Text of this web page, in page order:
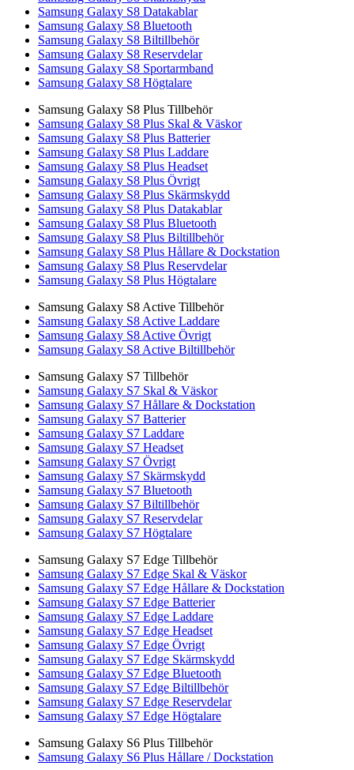
Samsung Galaxy S8 Datakablar
Samsung Galaxy S8 Bluetooth
Samsung Galaxy S8 Biltillbehör
Samsung Galaxy S8 Reservdelar
Samsung Galaxy S8 Sportarmband
Samsung Galaxy S8 Högtalare
Samsung Galaxy S8 Plus Tillbehör
Samsung Galaxy S8 Plus Skal & Väskor
Samsung Galaxy S8 Plus Batterier
Samsung Galaxy S8 Plus Laddare
Samsung Galaxy S8 Plus Headset
Samsung Galaxy S8 Plus Övrigt
Samsung Galaxy S8 Plus Skärmskydd
Samsung Galaxy S8 Plus Datakablar
Samsung Galaxy S8 Plus Bluetooth
Samsung Galaxy S8 Plus Biltillbehör
Samsung Galaxy S8 Plus Hållare & Dockstation
Samsung Galaxy S8 Plus Reservdelar
Samsung Galaxy S8 Plus Högtalare
Samsung Galaxy S8 Active Tillbehör
Samsung Galaxy S8 Active Laddare
Samsung Galaxy S8 Active Övrigt
Samsung Galaxy S8 Active Biltillbehör
Samsung Galaxy S7 Tillbehör
Samsung Galaxy S7 Skal & Väskor
Samsung Galaxy S7 Hållare & Dockstation
Samsung Galaxy S7 Batterier
Samsung Galaxy S7 Laddare
Samsung Galaxy S7 Headset
Samsung Galaxy S7 Övrigt
Samsung Galaxy S7 Skärmskydd
Samsung Galaxy S7 Bluetooth
Samsung Galaxy S7 Biltillbehör
Samsung Galaxy S7 Reservdelar
Samsung Galaxy S7 Högtalare
Samsung Galaxy S7 Edge Tillbehör
Samsung Galaxy S7 Edge Skal & Väskor
Samsung Galaxy S7 Edge Hållare & Dockstation
Samsung Galaxy S7 Edge Batterier
Samsung Galaxy S7 Edge Laddare
Samsung Galaxy S7 Edge Headset
Samsung Galaxy S7 Edge Övrigt
Samsung Galaxy S7 Edge Skärmskydd
Samsung Galaxy S7 Edge Bluetooth
Samsung Galaxy S7 Edge Biltillbehör
Samsung Galaxy S7 Edge Reservdelar
Samsung Galaxy S7 Edge Högtalare
Samsung Galaxy S6 Plus Tillbehör
Samsung Galaxy S6 Plus Hållare / Dockstation